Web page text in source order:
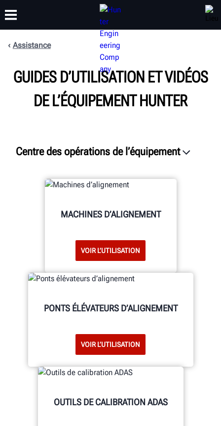
PRODUITS ASSISTANCE
FORMATION
À PROPOS
Assistance
GUIDES D’UTILISATION ET VIDÉOS
DE L’ÉQUIPEMENT HUNTER
Centre des opérations de l’équipement
Médias sociaux
MACHINES D’ALIGNEMENT
VOIR L’UTILISATION
PONTS ÉLÉVATEURS D’ALIGNEMENT
VOIR L’UTILISATION
OUTILS DE CALIBRATION ADAS